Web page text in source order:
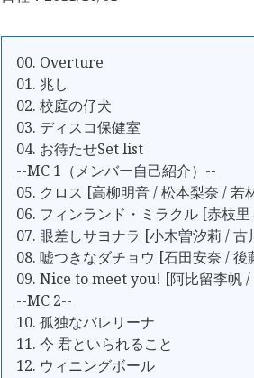
00. Overture
01. 兆し
02. 校庭の仔犬
03. ディスコ保健室
04. お待たせSet list
--MC 1（メンバー自己紹介）--
05. クロス [高柳明音 / 松本梨奈 / 若
06. フィンランド・ミラクル [赤枝
07. 眼差しサヨナラ [小木曽汐莉 / 古
08. 嘘つきなダチョウ [石田安奈 /
09. Nice to meet you! [阿比留李帆
--MC 2--
10. 孤独なバレリーナ
11. 今 君といられること
12. ウィニングボール